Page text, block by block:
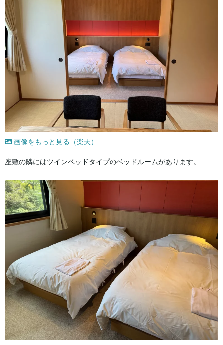
画像をもっと見る（楽天）
座敷の隣にはツインベッドタイプのベッドルームがあります。